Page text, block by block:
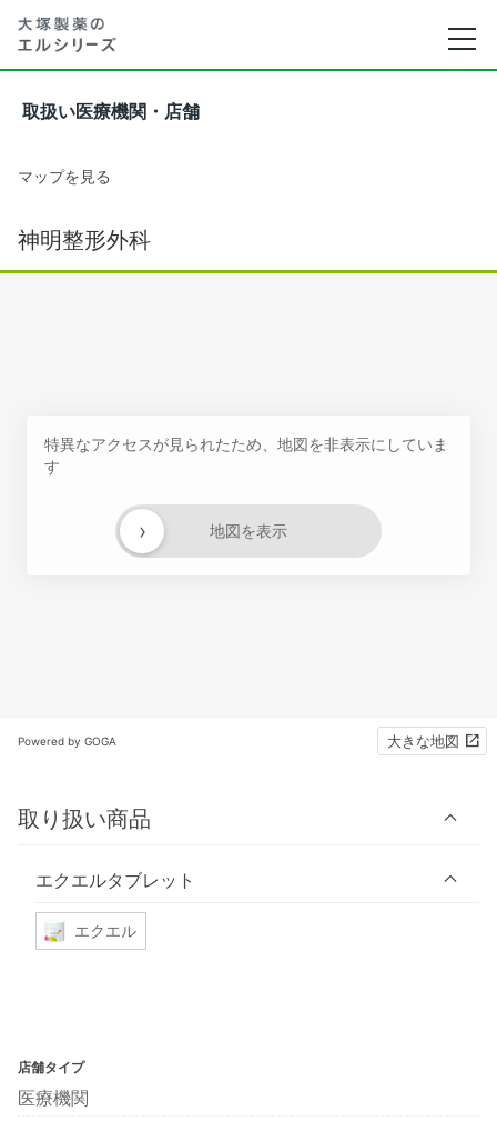
取扱い医療機関・店舗
マップを見る
神明整形外科
特異なアクセスが見られたため、地図を非表示にしていま
す
地図を表示
›
Powered by GOGA 大きな地図
取り扱い商品
エクエルタブレット
エクエル
店舗タイプ
医療機関